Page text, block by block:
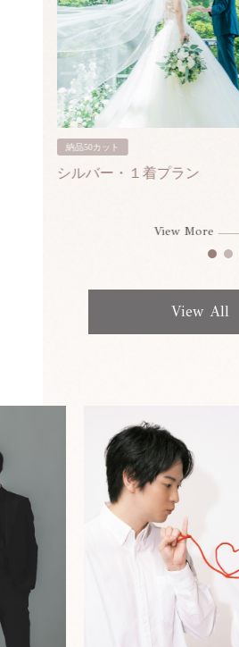
納品50カット
シルバー・１着プラン
View More
View All